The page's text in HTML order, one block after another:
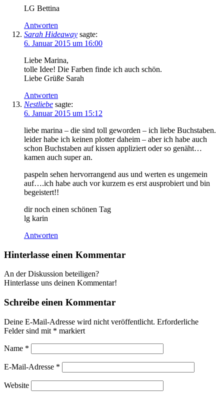
LG Bettina
Antworten
Sarah Hideaway sagte:
6. Januar 2015 um 16:00
Liebe Marina,
tolle Idee! Die Farben finde ich auch schön.
Liebe Grüße Sarah
Antworten
Nestliebe sagte:
6. Januar 2015 um 15:12
liebe marina – die sind toll geworden – ich liebe Buchstaben.
leider habe ich keinen plotter daheim – aber ich habe auch
schon Buchstaben auf kissen appliziert oder so genäht…
kamen auch super an.
paspeln sehen hervorrangend aus und werten es ungemein
auf….ich habe auch vor kurzem es erst ausprobiert und bin
begeistert!!
dir noch einen schönen Tag
lg karin
Antworten
Hinterlasse einen Kommentar
An der Diskussion beteiligen?
Hinterlasse uns deinen Kommentar!
Schreibe einen Kommentar
Deine E-Mail-Adresse wird nicht veröffentlicht. Erforderliche
Felder sind mit * markiert
Name *
E-Mail-Adresse *
Website